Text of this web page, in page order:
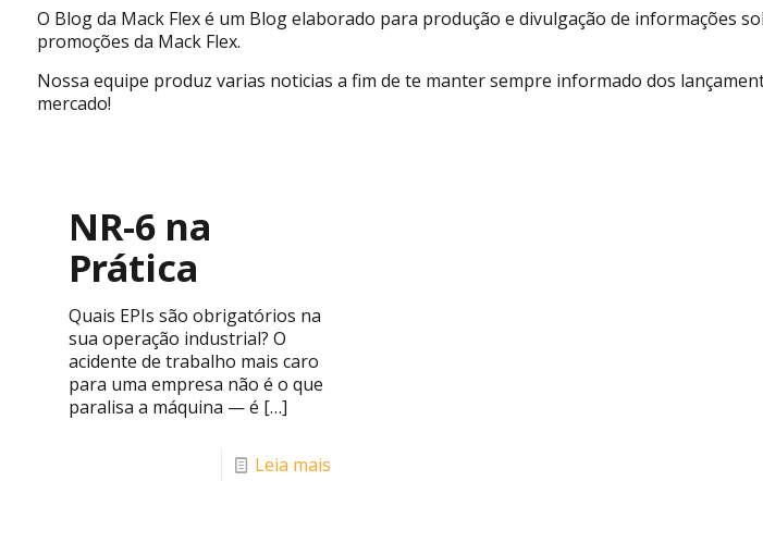
O Blog da Mack Flex é um Blog elaborado para produção e divulgação de informações
promoções da Mack Flex.
Nossa equipe produz varias noticias a fim de te manter sempre informado dos
mercado!
NR-6 na
Prática
Quais EPIs são obrigatórios na
sua operação industrial? O
acidente de trabalho mais caro
para uma empresa não é o que
paralisa a máquina — é […]
Leia mais